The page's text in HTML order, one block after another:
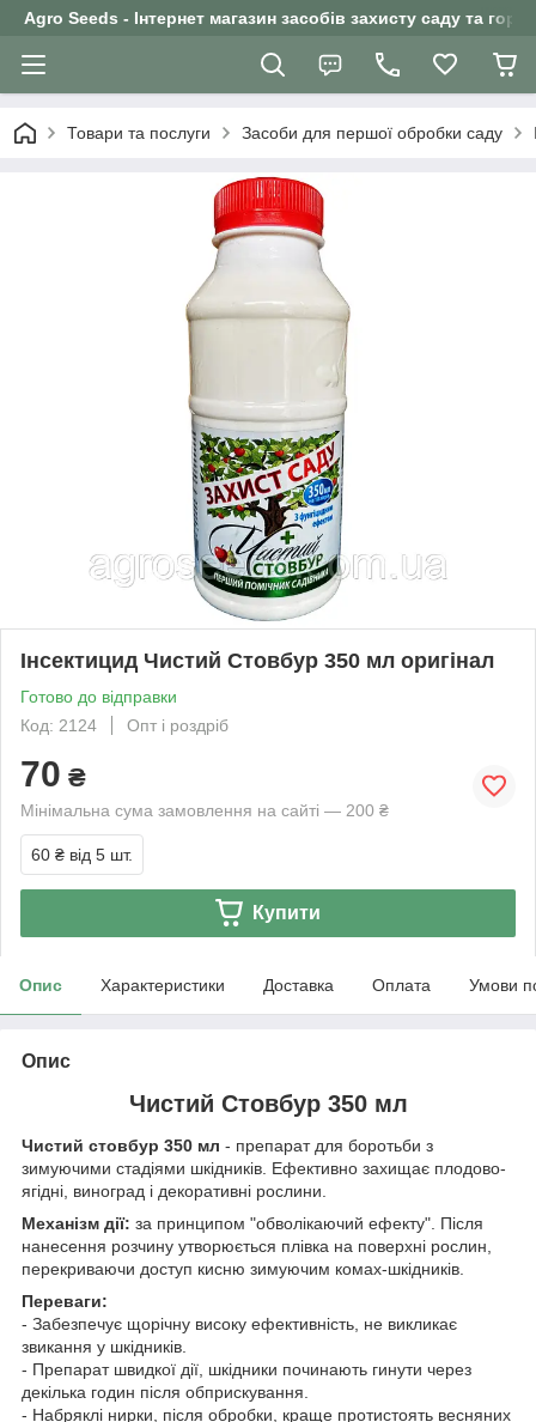
Agro Seeds - Інтернет магазин засобів захисту саду та
Товари та послуги Засоби для першої обробки саду
Інсектицид Чистий Стовбур 350 мл оригінал
Готово до відправки
Код: 2124
Опт і роздріб
70 ₴
Мінімальна сума замовлення на сайті — 200 ₴
60 ₴ від 5 шт.
Купити
Опис Характеристики Доставка Оплата Умови
Опис
Чистий Стовбур 350 мл
Чистий стовбур 350 мл - препарат для боротьби з
зимуючими стадіями шкідників. Ефективно захищає плодово-
ягідні, виноград і декоративні рослини.
Механізм дії: за принципом "обволікаючий ефекту". Після
нанесення розчину утворюється плівка на поверхні рослин,
перекриваючи доступ кисню зимуючим комах-шкідників.
Переваги:
- Забезпечує щорічну високу ефективність, не викликає
звикання у шкідників.
- Препарат швидкої дії, шкідники починають гинути через
декілька годин після обприскування.
- Набряклі нирки, після обробки, краще протистоять весняних